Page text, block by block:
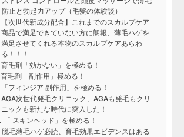
防止と勃起力アップ（毛髪の体験談）
【次世代新成分配合】これまでのスカルプケア
商品で満足できていない方に朗報、薄毛ハゲを
満足させてくれる本物のスカルプケアあらわ
る！！！
育毛剤「効かない」を極める！
育毛剤「副作用」極める！
「フィンジア 副作用」を極める！
AGA次世代発毛クリニック、AGAも発毛もクリ
ニックも新たな時代に突入した！
「 スキンヘッド」を極める！
脱毛薄毛ハゲ必読、育毛効果エビデンスはある